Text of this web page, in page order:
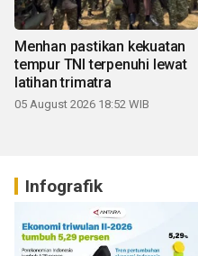
Menhan pastikan kekuatan
tempur TNI terpenuhi lewat
latihan trimatra
05 August 2026 18:52 WIB
Infografik